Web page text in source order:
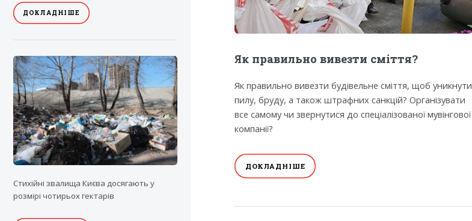
Як правильно вивезти сміття?
Як правильно вивезти будівельне сміття, щоб уникнути
пилу, бруду, а також штрафних санкцій? Організувати
все самому чи звернутися до спеціалізованої мувінгової
компанії?
ДОКЛАДНІШЕ
ДОКЛАДНІШЕ
Стихійні звалища Києва досягають у
розмірі чотирьох гектарів